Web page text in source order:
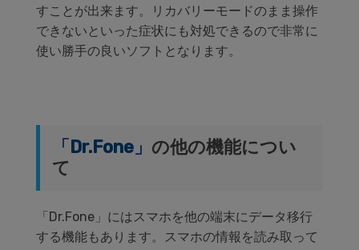
すことが出来ます。リカバリーモードのまま操作
できないといった症状にも対処できるので非常に
使い勝手の良いソフトとなります。
「Dr.Fone」 の他の機能につい
て
「Dr.Fone」にはスマホを他の端末にデータ移行
する機能もあります。スマホの情報を読み取って